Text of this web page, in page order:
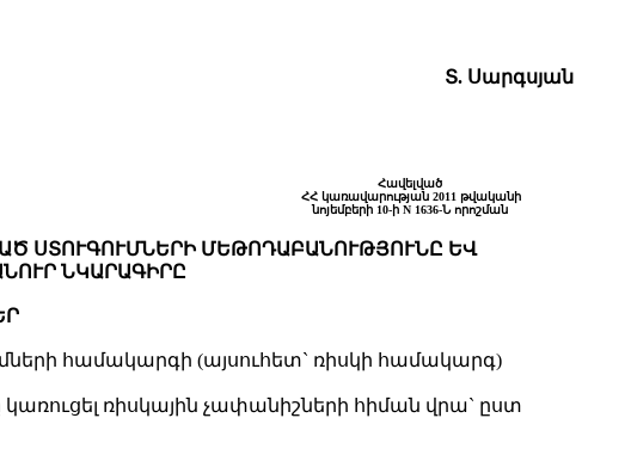
Տ. Սարգսյան
Հավելված
ՀՀ կառավարության 2011 թվականի
նոյեմբերի 10-ի N 1636-Ն որոշման
ՍՏՈՒԳՈՒՄՆԵՐԻ ՄԵԹՈԴԱԲԱՆՈՒԹՅՈՒՆԸ ԵՎ
ՆԿԱՐԱԳԻՐԸ
համակարգի (այսուհետ` ռիսկի համակարգ)
ռիսկային չափանիշների հիման վրա` ըստ